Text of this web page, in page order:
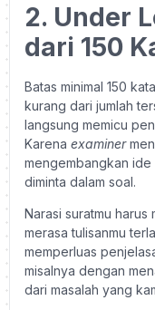
2. Under
dari 150
Batas minimal 150
kurang dari jumlah
langsung memicu
Karena examiner
mengembangkan ide
diminta dalam soal.
Narasi suratmu
merasa tulisanmu
memperluas
misalnya dengan
dari masalah yang